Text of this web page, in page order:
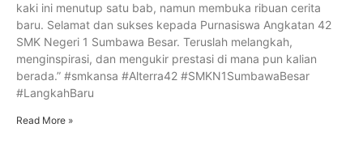
kaki ini menutup satu bab, namun membuka ribuan cerita
baru. Selamat dan sukses kepada Purnasiswa Angkatan 42
SMK Negeri 1 Sumbawa Besar. Teruslah melangkah,
menginspirasi, dan mengukir prestasi di mana pun kalian
berada.” #smkansa #Alterra42 #SMKN1SumbawaBesar
#LangkahBaru
Read More »